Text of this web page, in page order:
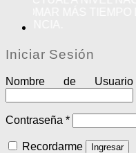
Iniciar Sesión
Nombre de
Contraseña *
Recordarme Ingresar